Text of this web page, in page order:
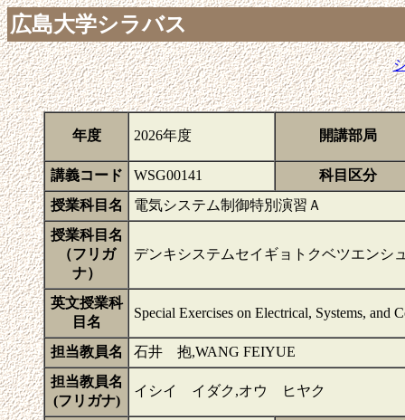
広島大学シラバス
年度 2026年度 開講部局
講義コード WSG00141
科目区分
授業科目名
電気システム制御特別演習Ａ
授業科目名
（フリガ
ナ）
デンキシステムセイギョトクベツエンシ
英文授業科
目名
Special Exercises on Electrical, Systems, and
担当教員名
石井 抱,WANG FEIYUE
担当教員名
(フリガナ)
イシイ イダク,オウ ヒヤク